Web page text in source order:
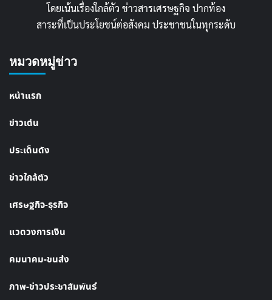
โดยเน้นเรื่องใกล้ตัว ข่าวสารเศรษฐกิจ ปากท้อง
สาระที่เป็นประโยชน์ต่อสังคม ประชาชนในทุกระดับ
หมวดหมู่ข่าว
หน้าแรก
ข่าวเด่น
ประเด็นดัง
ข่าวใกล้ตัว
เศรษฐกิจ-ธุรกิจ
แวดวงการเงิน
คมนาคม-ขนส่ง
ภาพ-ข่าวประชาสัมพันธ์